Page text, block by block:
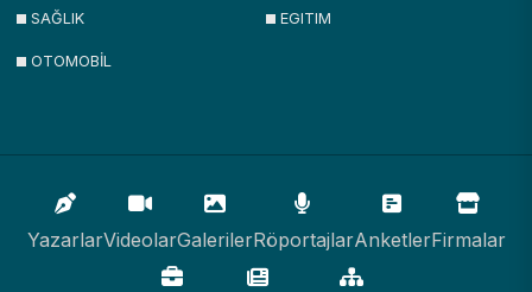
SAĞLIK EGITIM
OTOMOBİL
YazarlarVideolarGalerilerRöportajlarAnketlerFirmalar